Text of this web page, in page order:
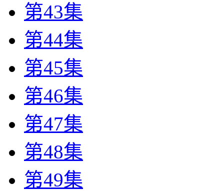
第43集
第44集
第45集
第46集
第47集
第48集
第49集